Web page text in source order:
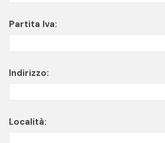
Partita Iva:
Indirizzo:
Località: